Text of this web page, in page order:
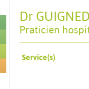
Dr
Praticien
Service(s)